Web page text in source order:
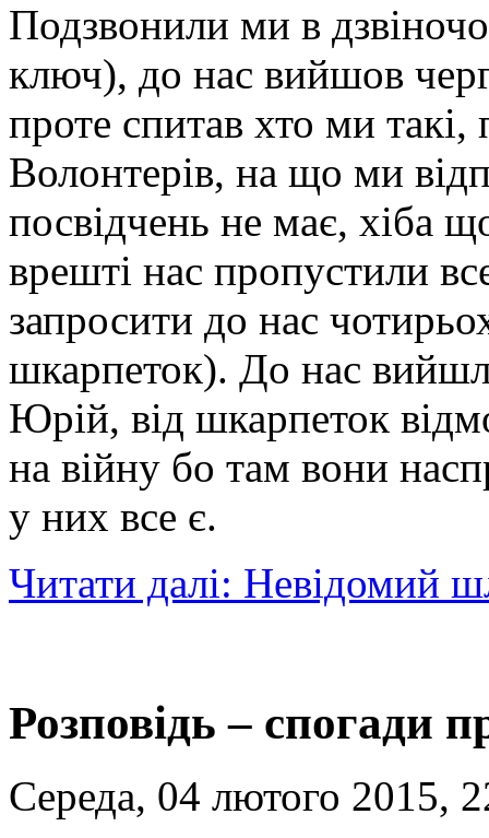
Подзвонили ми в
ключ), до нас вийшов
проте спитав хто ми
Волонтерів, на що ми
посвідчень не має, хіба
врешті нас пропустили
запросити до нас
шкарпеток). До нас
Юрій, від шкарпеток
на війну бо там вони
у них все є.
Читати далі: Невідомий
Розповідь – спогади
Середа, 04 лютого 2015,